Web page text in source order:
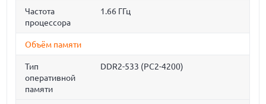
Частота
процессора
1.66 ГГц
Объём памяти
Тип
оперативной
памяти
DDR2-533 (PC2-4200)